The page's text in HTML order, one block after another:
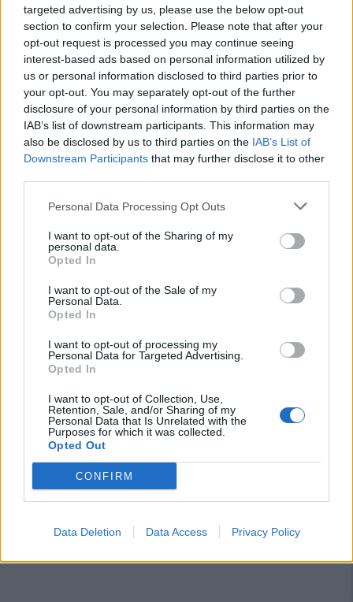
targeted advertising by us, please use the below opt-out
section to confirm your selection. Please note that after your
opt-out request is processed you may continue seeing
interest-based ads based on personal information utilized by
us or personal information disclosed to third parties prior to
your opt-out. You may separately opt-out of the further
disclosure of your personal information by third parties on the
IAB’s list of downstream participants. This information may
also be disclosed by us to third parties on the IAB’s List of
Downstream Participants that may further disclose it to other
Personal Data Processing Opt Outs
I want to opt-out of the Sharing of my
personal data.
Opted In
I want to opt-out of the Sale of my
Personal Data.
Opted In
I want to opt-out of processing my
Personal Data for Targeted Advertising.
Opted In
I want to opt-out of Collection, Use,
Retention, Sale, and/or Sharing of my
Personal Data that Is Unrelated with the
Purposes for which it was collected.
Opted Out
CONFIRM
Data Deletion Data Access Privacy Policy
L'Ossese si prepara all'esordio in D: Forzati,
Cabrera, Tesio, Limongelli, Bolzicco e tanti
giovani tra i…
7 Ago 2026
Per Carbonia e Olbia si apre lo spiraglio di
ripartire dalla Seconda
7 Ago 2026
Il Selargius rinforza il centrocampo con
Definiti gli organici di Prima con l'aggiunta
di Golfo Aranci, La Salle e Ottava, in Seconda
27 Apr 2014